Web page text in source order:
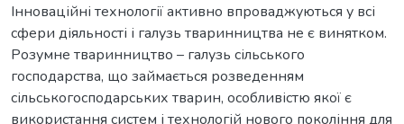
Інноваційні технології активно впроваджуються у всі
сфери діяльності і галузь тваринництва не є винятком.
Розумне тваринництво – галузь сільського
господарства, що займається розведенням
сільськогосподарських тварин, особливістю якої є
використання систем і технологій нового покоління для